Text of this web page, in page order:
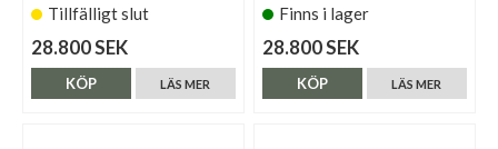
Tillfälligt slut
28.800 SEK
LÄS MER
KÖP
Finns i lager
28.800 SEK
LÄS MER
KÖP